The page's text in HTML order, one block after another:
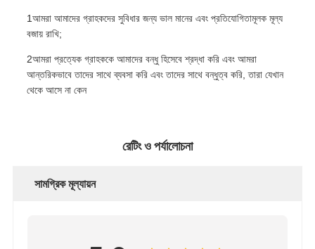
1আমরা আমাদের গ্রাহকদের সুবিধার জন্য ভাল মানের এবং প্রতিযোগিতামূলক মূল্য
বজায় রাখি;
2আমরা প্রত্যেক গ্রাহককে আমাদের বন্ধু হিসেবে শ্রদ্ধা করি এবং আমরা
আন্তরিকভাবে তাদের সাথে ব্যবসা করি এবং তাদের সাথে বন্ধুত্ব করি, তারা যেখান
থেকে আসে না কেন
রেটিং ও পর্যালোচনা
সামগ্রিক মূল্যায়ন